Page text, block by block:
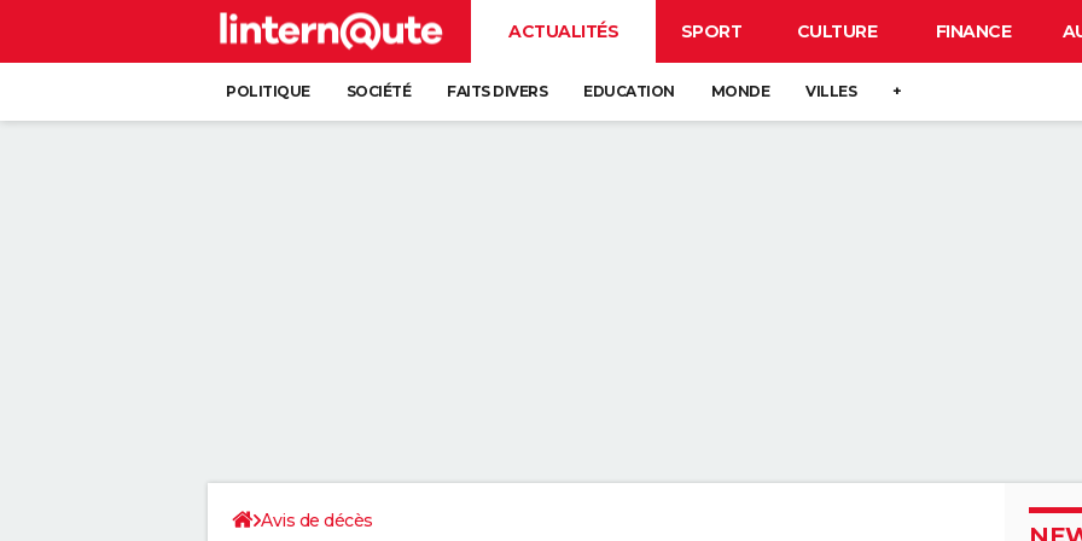
ACTUALITÉS SPORT CULTURE FINANCE
POLITIQUE SOCIÉTÉ FAITS DIVERS EDUCATION MONDE VILLES +
Avis de décès